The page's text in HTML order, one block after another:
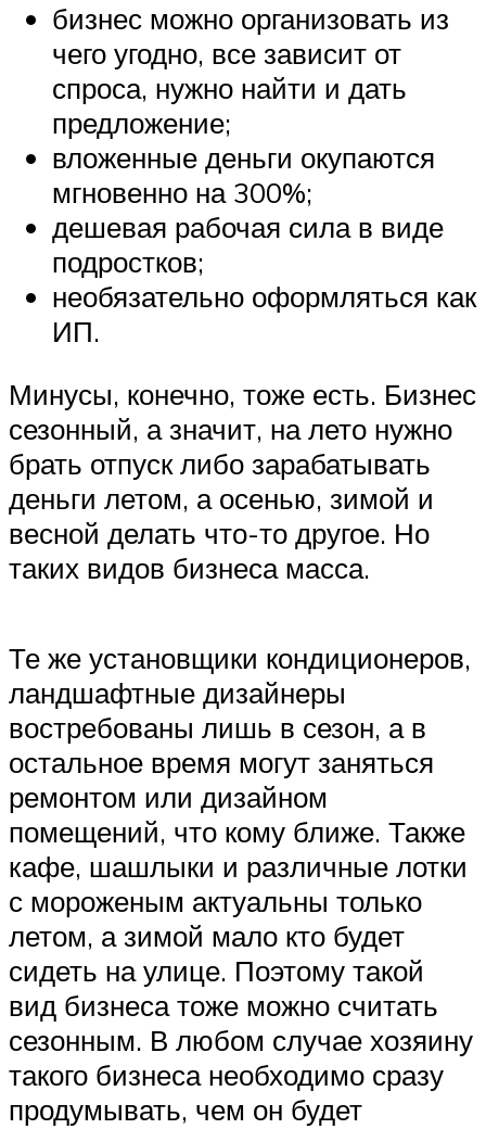
бизнес можно организовать из
чего угодно, все зависит от
спроса, нужно найти и дать
предложение;
вложенные деньги окупаются
мгновенно на 300%;
дешевая рабочая сила в виде
подростков;
необязательно оформляться как
ИП.
Минусы, конечно, тоже есть. Бизнес
сезонный, а значит, на лето нужно
брать отпуск либо зарабатывать
деньги летом, а осенью, зимой и
весной делать что-то другое. Но
таких видов бизнеса масса.
Те же установщики кондиционеров,
ландшафтные дизайнеры
востребованы лишь в сезон, а в
остальное время могут заняться
ремонтом или дизайном
помещений, что кому ближе. Также
кафе, шашлыки и различные лотки
с мороженым актуальны только
летом, а зимой мало кто будет
сидеть на улице. Поэтому такой
вид бизнеса тоже можно считать
сезонным. В любом случае хозяину
такого бизнеса необходимо сразу
продумывать, чем он будет